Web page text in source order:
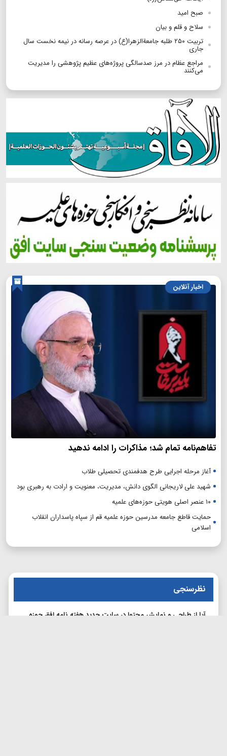
صبح امید
سلاح و قلم و بیان
تربیت ۲۵۰ طلبه جامعةالزهرا(ع) در عرصه رسانه در نیمه نخست سال
جاری
مراجع عظام در مرز صدسالگی پروژه‌های عظیم پژوهشی را مدیریت
می‌کنند
اخبار آنلاین
تفاهم‌نامه تمام شد؛ مذاکرات را ادامه ندهید
آغاز مرحله اجرایی طرح هدفمندی تحصیلی طلاب
شهید علی لاریجانی الگوی دانش، مدیریت، معنویت و ارادت به رهبری بود
۱۰ عنصر اصلی هویتی حوزه‌های علمیه
حمایت قاطع جامعه مدرسین حوزه علمیه قم از سپاه پاسداران انقلاب
اسلامی
نظرسنجی
آیا از طراحی و نمایش محتوا در سایت جدید هفته نامه افق حوزه